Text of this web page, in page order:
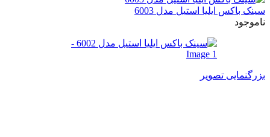
سینک باکس ایلیا استیل مدل 6003
ناموجود
بزرگنمایی تصویر